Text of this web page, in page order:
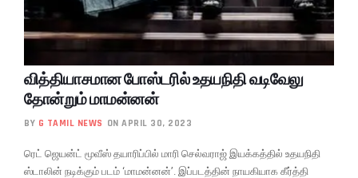
வித்தியாசமான போஸ்டரில் உதயநிதி வடிவேலு
தோன்றும் மாமன்னன்
BY G TAMIL NEWS ON APRIL 30, 2023
ரெட் ஜெயன்ட் மூவீஸ் தயாரிப்பில் மாரி செல்வராஜ் இயக்கத்தில் உதயநிதி
ஸ்டாலின் நடிக்கும் படம் ‘மாமன்னன்’. இப்படத்தின் நாயகியாக கீர்த்தி